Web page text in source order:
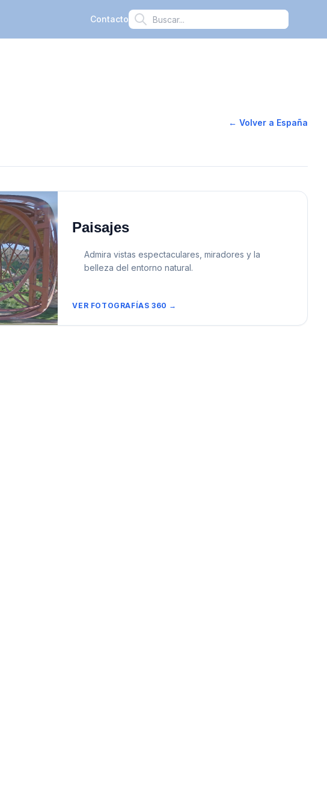
Contacto
← Volver a España
Paisajes
Admira vistas espectaculares, miradores y la
belleza del entorno natural.
VER FOTOGRAFÍAS 360 →